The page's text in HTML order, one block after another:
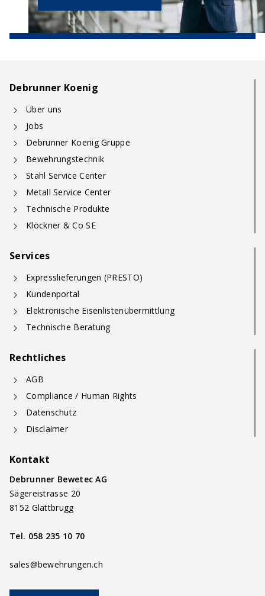
Debrunner Koenig
Über uns
Jobs
Debrunner Koenig Gruppe
Bewehrungstechnik
Stahl Service Center
Metall Service Center
Technische Produkte
Klöckner & Co SE
Services
Expresslieferungen (PRESTO)
Kundenportal
Elektronische Eisenlistenübermittlung
Technische Beratung
Rechtliches
AGB
Compliance / Human Rights
Datenschutz
Disclaimer
Kontakt
Debrunner Bewetec AG
Sägereistrasse 20
8152 Glattbrugg
Tel. 058 235 10 70
sales@bewehrungen.ch